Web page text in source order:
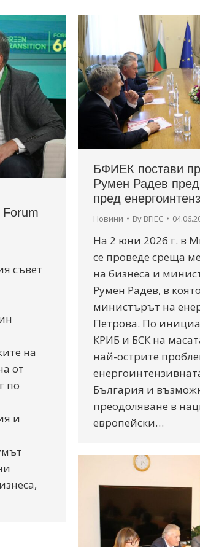
Forum
съвет
на
от
по
и
БФИЕК постави
Румен Радев
пред
Новини By BFIEC
На 2 юни 2026 г. в
се проведе среща
на бизнеса и
Румен Радев, в
министърът на
Петрова. По
КРИБ и БСК на
най-острите
България и
преодоляване в
европейски…